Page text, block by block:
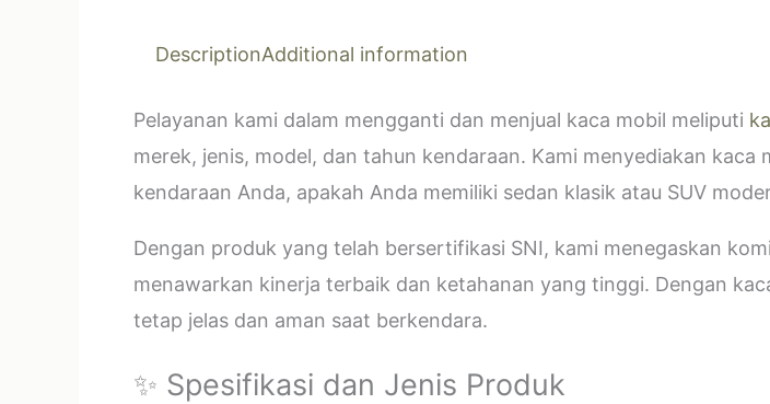
DescriptionAdditional information
Pelayanan kami dalam mengganti dan menjual kaca mobil meliputi
merek, jenis, model, dan tahun kendaraan. Kami menyediakan
kendaraan Anda, apakah Anda memiliki sedan klasik atau SUV
Dengan produk yang telah bersertifikasi SNI, kami menegaskan
menawarkan kinerja terbaik dan ketahanan yang tinggi. Dengan
tetap jelas dan aman saat berkendara.
✨ Spesifikasi dan Jenis Produk